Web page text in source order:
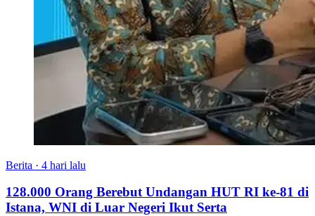
Berita · 4 hari lalu
128.000 Orang Berebut Undangan HUT RI ke-81 di
Istana, WNI di Luar Negeri Ikut Serta